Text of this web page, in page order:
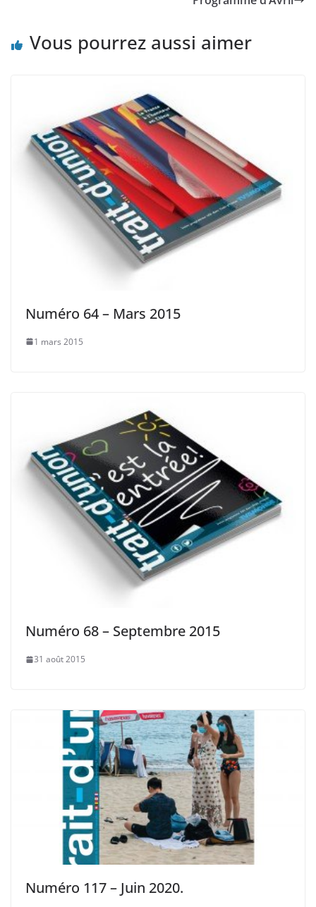
Vous pourrez aussi aimer
Numéro 64 – Mars 2015
1 mars 2015
Numéro 68 – Septembre 2015
31 août 2015
Numéro 117 – Juin 2020.